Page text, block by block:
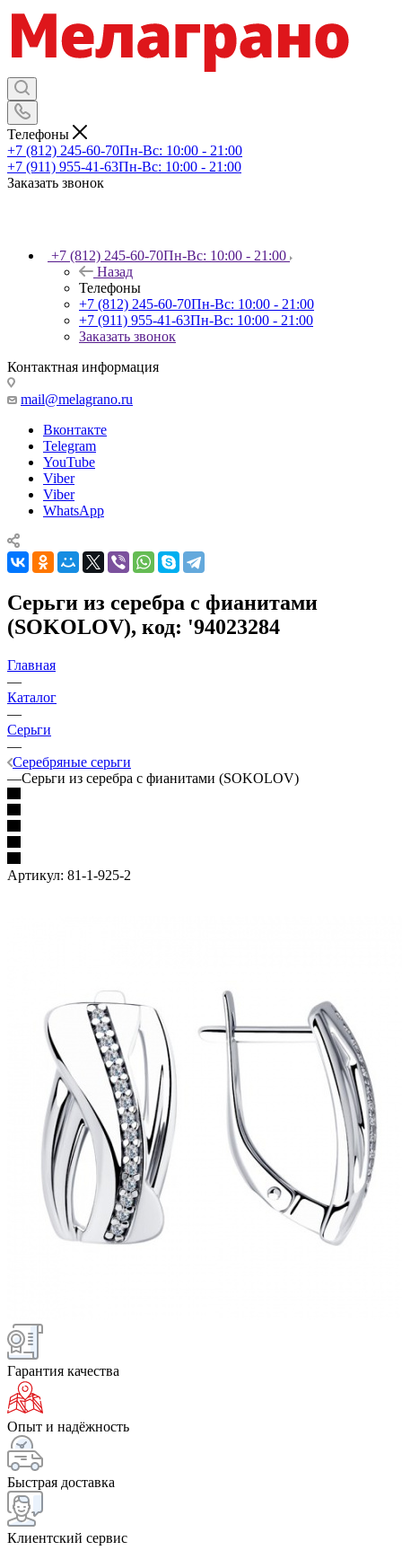
Телефоны
+7 (812) 245-60-70Пн-Вс: 10:00 - 21:00
+7 (911) 955-41-63Пн-Вс: 10:00 - 21:00
Заказать звонок
+7 (812) 245-60-70Пн-Вс: 10:00 - 21:00
Назад
Телефоны
+7 (812) 245-60-70Пн-Вс: 10:00 - 21:00
+7 (911) 955-41-63Пн-Вс: 10:00 - 21:00
Заказать звонок
Контактная информация
mail@melagrano.ru
Вконтакте
Telegram
YouTube
Viber
Viber
WhatsApp
Серьги из серебра с фианитами
(SOKOLOV), код: '94023284
Главная
—
Каталог
—
Серьги
—
Серебряные серьги
—Серьги из серебра с фианитами (SOKOLOV)
Артикул: 81-1-925-2
Гарантия качества
Опыт и надёжность
Быстрая доставка
Клиентский сервис